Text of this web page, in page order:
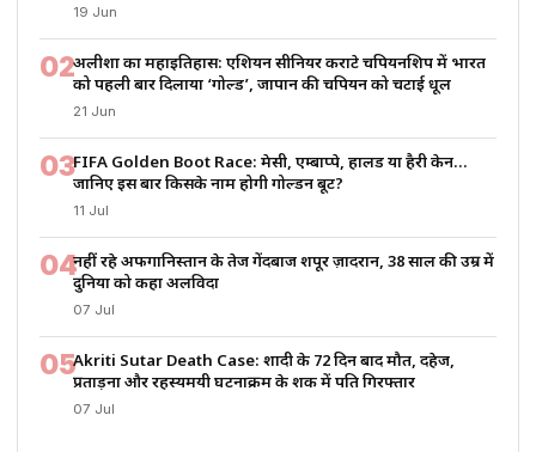
19 Jun
02अलीशा का महाइतिहास: एशियन सीनियर कराटे चैंपियनशिप में भारत
को पहली बार दिलाया ‘गोल्ड’, जापान की चैंपियन को चटाई धूल
21 Jun
03FIFA Golden Boot Race: मेसी, एम्बाप्पे, हालैंड या हैरी केन…
जानिए इस बार किसके नाम होगी गोल्डन बूट?
11 Jul
04नहीं रहे अफगानिस्तान के तेज गेंदबाज शपूर ज़ादरान, 38 साल की उम्र में
दुनिया को कहा अलविदा
07 Jul
05Akriti Sutar Death Case: शादी के 72 दिन बाद मौत, दहेज,
प्रताड़ना और रहस्यमयी घटनाक्रम के शक में पति गिरफ्तार
07 Jul